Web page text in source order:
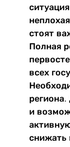
стоят
Полная
всех
и
снижать